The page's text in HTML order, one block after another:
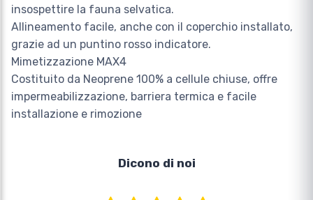
insospettire la fauna selvatica.
Allineamento facile, anche con il coperchio installato,
grazie ad un puntino rosso indicatore.
Mimetizzazione MAX4
Costituito da Neoprene 100% a cellule chiuse, offre
impermeabilizzazione, barriera termica e facile
installazione e rimozione
Dicono di noi